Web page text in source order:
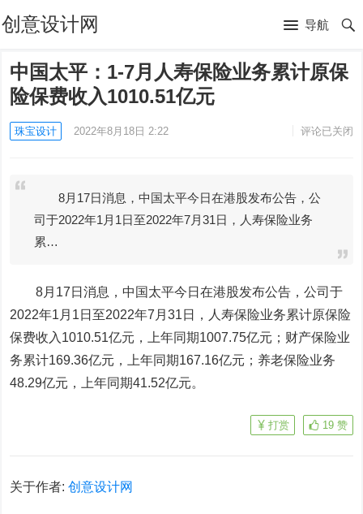
创意设计网 导航
中国太平：1-7月人寿保险业务累计原保
险保费收入1010.51亿元
珠宝设计 2022年8月18日 2:22 评论已关闭
8月17日消息，中国太平今日在港股发布公告，公
司于2022年1月1日至2022年7月31日，人寿保险业务
累…
8月17日消息，中国太平今日在港股发布公告，公司于
2022年1月1日至2022年7月31日，人寿保险业务累计原保险
保费收入1010.51亿元，上年同期1007.75亿元；财产保险业
务累计169.36亿元，上年同期167.16亿元；养老保险业务
48.29亿元，上年同期41.52亿元。
19 赞
打赏
关于作者:创意设计网